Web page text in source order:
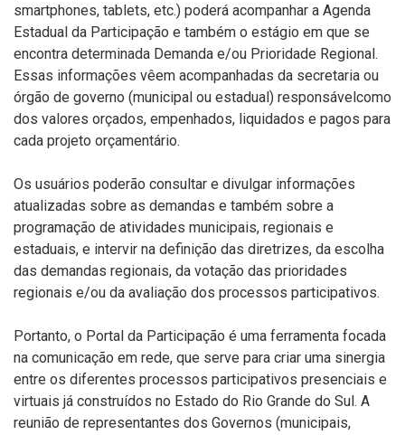
smartphones, tablets, etc.) poderá acompanhar a Agenda
Estadual da Participação e também o estágio em que se
encontra determinada Demanda e/ou Prioridade Regional.
Essas informações vêem acompanhadas da secretaria ou
órgão de governo (municipal ou estadual) responsávelcomo
dos valores orçados, empenhados, liquidados e pagos para
cada projeto orçamentário.
Os usuários poderão consultar e divulgar informações
atualizadas sobre as demandas e também sobre a
programação de atividades municipais, regionais e
estaduais, e intervir na definição das diretrizes, da escolha
das demandas regionais, da votação das prioridades
regionais e/ou da avaliação dos processos participativos.
Portanto, o Portal da Participação é uma ferramenta focada
na comunicação em rede, que serve para criar uma sinergia
entre os diferentes processos participativos presenciais e
virtuais já construídos no Estado do Rio Grande do Sul. A
reunião de representantes dos Governos (municipais,